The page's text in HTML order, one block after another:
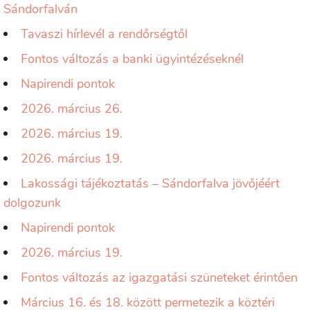
Sándorfalván
Tavaszi hírlevél a rendőrségtől
Fontos változás a banki ügyintézéseknél
Napirendi pontok
2026. március 26.
2026. március 19.
2026. március 19.
Lakossági tájékoztatás – Sándorfalva jövőjéért
dolgozunk
Napirendi pontok
2026. március 19.
Fontos változás az igazgatási szüneteket érintően
Március 16. és 18. között permetezik a köztéri